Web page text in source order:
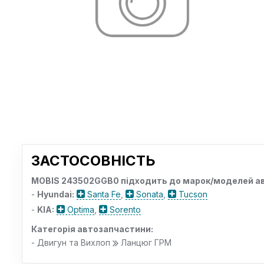
ЗАСТОСОВНІСТЬ
MOBIS 243502GGB0 підходить до марок/моделей
- Hyundai: Santa Fe Sonata
Tucson
- KIA: Optima
Sorento
Категорія автозапчастини:
- Двигун та Вихлоп
Ланцюг ГРМ